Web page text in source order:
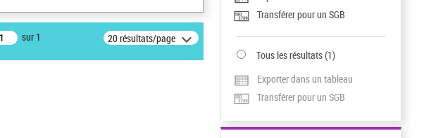
sur 1 20 résultats/page
Transférer pour un SGB
Tous les résultats(1)
Exporter dans un tableau
Transférer pour un SGB